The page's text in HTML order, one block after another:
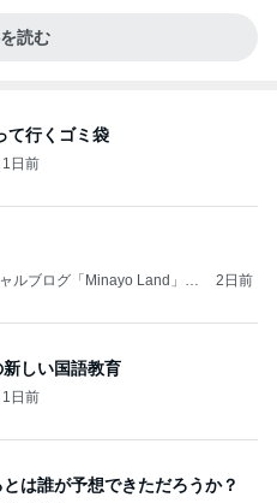
読む
て行くゴミ袋
1日前
ルブログ「Minayo Land」P
2日前
しい国語教育
1日前
は誰が予想できただろうか？